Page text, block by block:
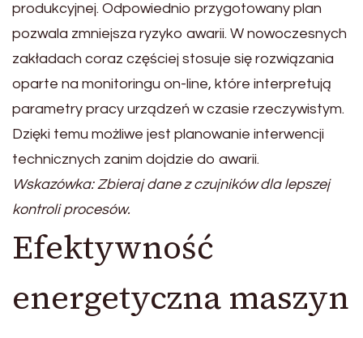
produkcyjnej. Odpowiednio przygotowany plan
pozwala zmniejsza ryzyko awarii. W nowoczesnych
zakładach coraz częściej stosuje się rozwiązania
oparte na monitoringu on-line, które interpretują
parametry pracy urządzeń w czasie rzeczywistym.
Dzięki temu możliwe jest planowanie interwencji
technicznych zanim dojdzie do awarii.
Wskazówka: Zbieraj dane z czujników dla lepszej
kontroli procesów.
Efektywność
energetyczna maszyn